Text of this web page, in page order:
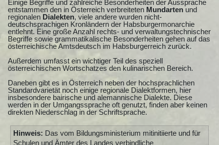
Einige Begriffe und zahlreiche Besonderheiten der Aussprache
entstammen den in Österreich verbreiteten Mundarten und
regionalen Dialekten, viele andere wurden nicht-
deutschsprachigen Kronländern der Habsburgermonarchie
entlehnt. Eine große Anzahl rechts- und verwaltungstechnischer
Begriffe sowie grammatikalische Besonderheiten gehen auf das
österreichische Amtsdeutsch im Habsburgerreich zurück.
Außerdem umfasst ein wichtiger Teil des speziell
österreichischen Wortschatzes den kulinarischen Bereich.
Daneben gibt es in Österreich neben der hochsprachlichen
Standardvarietät noch einige regionale Dialektformen, hier
insbesondere bairische und alemannische Dialekte. Diese
werden in der Umgangssprache oft genutzt, finden aber keinen
direkten Niederschlag in der Schriftsprache.
Hinweis: Das vom Bildungsministerium mitinitiierte und für
Schulen und Ämter des Landes verbindliche